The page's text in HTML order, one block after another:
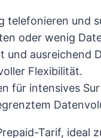
telefonieren und
oder wenig
und ausreichend
Flexibilität.
für intensives
Tarif,